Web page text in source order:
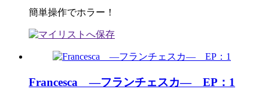
簡単操作でホラー！
Francesca ―フランチェスカ― EP：1